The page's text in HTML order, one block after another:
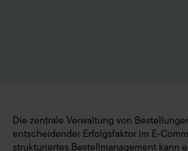
Die zentrale Verwaltung von
entscheidender Erfolgsfaktor im E-
strukturiertes Bestellmanagement kann